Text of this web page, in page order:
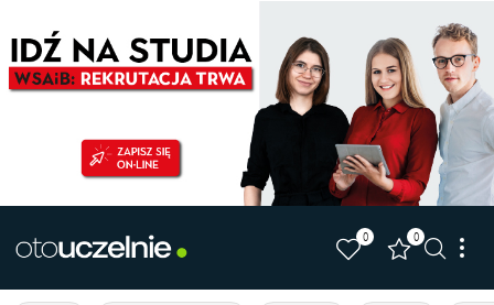
0 0